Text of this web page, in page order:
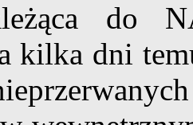
do
kilka dni